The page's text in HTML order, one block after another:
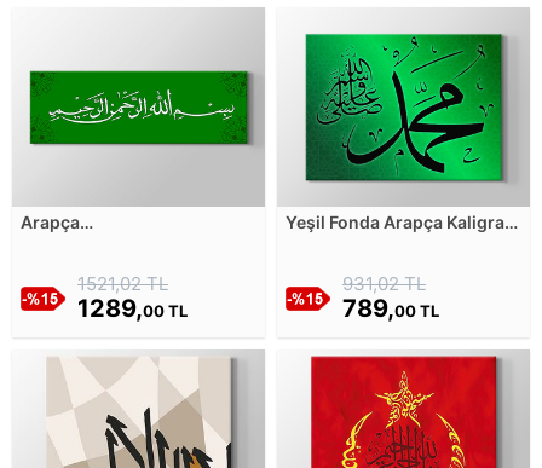
Arapça
Kanvas Tablosu
1521,02 TL
1289,00 TL
Yeşil Fonda Arapça Kaligrafi
931,02 TL
789,00 TL